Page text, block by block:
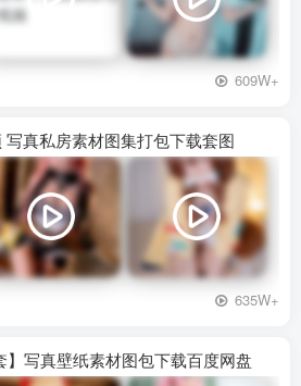
609W+
真私房素材图集打包下载套图
635W+
写真壁纸素材图包下载百度网盘